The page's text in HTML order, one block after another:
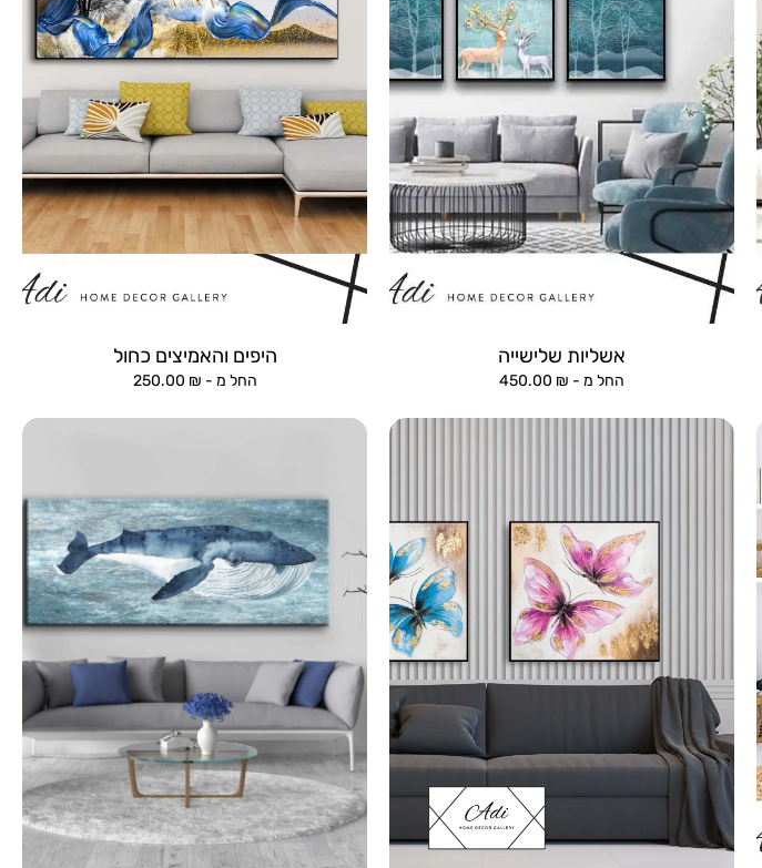
אשליות שלישייה
החל מ - 450.00 ₪
היפים והאמיצים כחול
החל מ - 250.00 ₪